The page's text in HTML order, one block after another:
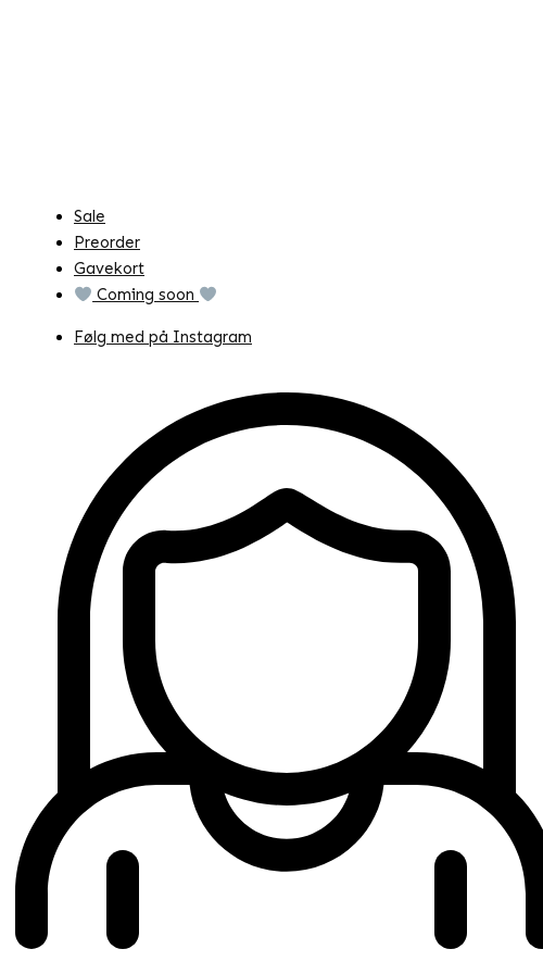
Sale
Preorder
Gavekort
Coming soon
Følg med på Instagram